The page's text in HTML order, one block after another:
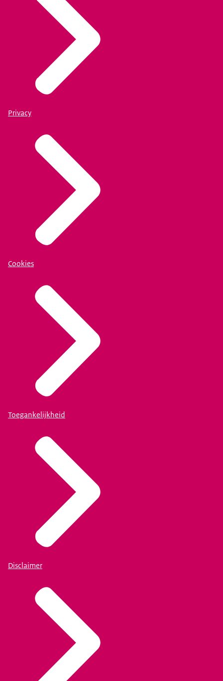
Privacy
Cookies
Toegankelijkheid
Disclaimer